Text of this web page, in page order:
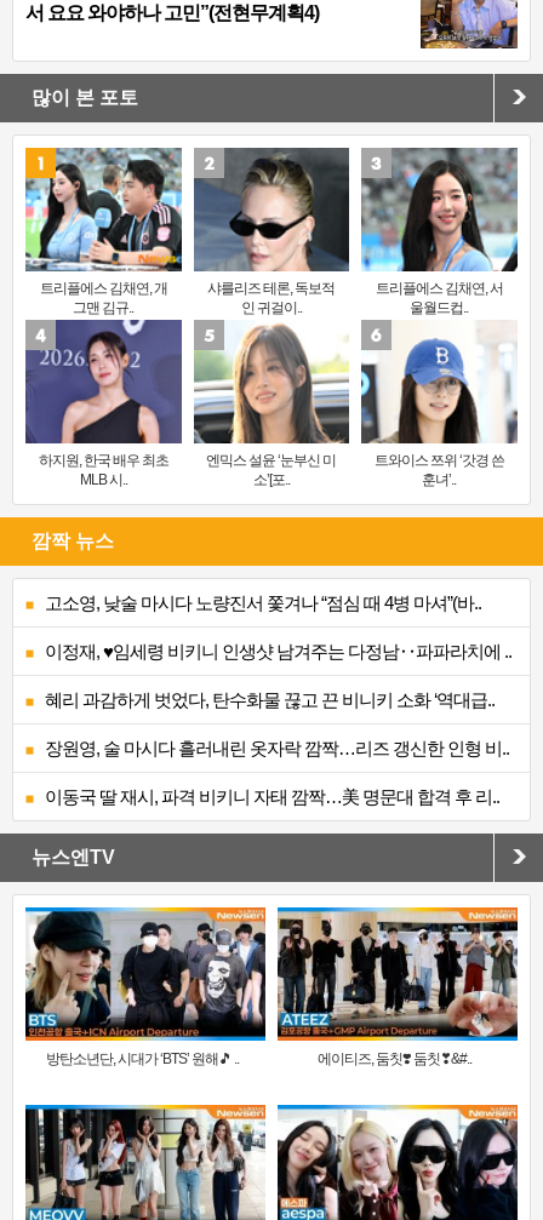
서 요요 와야하나 고민”(전현무계획4)
많이 본 포토
트리플에스 김채연, 개
그맨 김규..
샤를리즈 테론, 독보적
인 귀걸이..
트리플에스 김채연, 서
울월드컵..
하지원, 한국 배우 최초
MLB 시..
엔믹스 설윤 ‘눈부신 미
소’[포..
트와이스 쯔위 ‘갓경 쓴
훈녀’..
깜짝 뉴스
고소영, 낮술 마시다 노량진서 쫓겨나 “점심 때 4병 마셔”(바..
이정재, ♥임세령 비키니 인생샷 남겨주는 다정남‥파파라치에 ..
혜리 과감하게 벗었다, 탄수화물 끊고 끈 비니키 소화 ‘역대급..
장원영, 술 마시다 흘러내린 옷자락 깜짝…리즈 갱신한 인형 비..
이동국 딸 재시, 파격 비키니 자태 깜짝…美 명문대 합격 후 리..
뉴스엔TV
방탄소년단, 시대가 ‘BTS’ 원해🎵 .. 에이티즈, 둠칫❣️ 둠칫❣&#..